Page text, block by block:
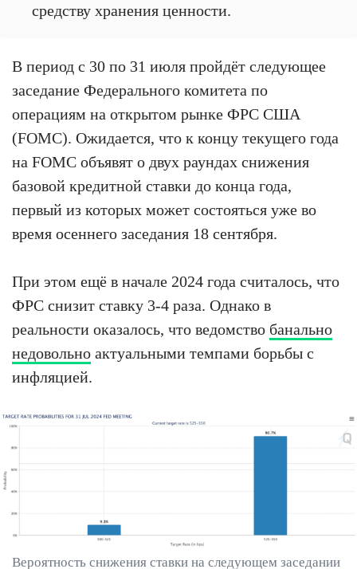
средству хранения ценности.
В период с 30 по 31 июля пройдёт следующее
заседание Федерального комитета по
операциям на открытом рынке ФРС США
(FOMC). Ожидается, что к концу текущего года
на FOMC объявят о двух раундах снижения
базовой кредитной ставки до конца года,
первый из которых может состояться уже во
время осеннего заседания 18 сентября.
При этом ещё в начале 2024 года считалось, что
ФРС снизит ставку 3-4 раза. Однако в
реальности оказалось, что ведомство банально
недовольно актуальными темпами борьбы с
инфляцией.
Вероятность снижения ставки на следующем заседании